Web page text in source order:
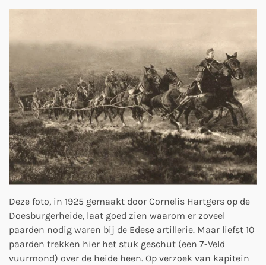
Deze foto, in 1925 gemaakt door Cornelis Hartgers op de
Doesburgerheide, laat goed zien waarom er zoveel
paarden nodig waren bij de Edese artillerie. Maar liefst 10
paarden trekken hier het stuk geschut (een 7-Veld
vuurmond) over de heide heen. Op verzoek van kapitein